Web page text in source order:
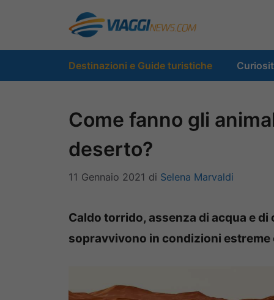
contenuto
Destinazioni e Guide turistiche
Come fanno gli
deserto?
11 Gennaio 2021 di Selena Marvaldi
Caldo torrido, assenza di acqua e
sopravvivono in condizioni estreme